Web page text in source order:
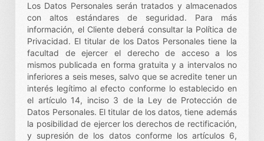
Los Datos Personales serán tratados y almacenados
con altos estándares de seguridad. Para más
información, el Cliente deberá consultar la Política de
Privacidad. El titular de los Datos Personales tiene la
facultad de ejercer el derecho de acceso a los
mismos publicada en forma gratuita y a intervalos no
inferiores a seis meses, salvo que se acredite tener un
interés legítimo al efecto conforme lo establecido en
el artículo 14, inciso 3 de la Ley de Protección de
Datos Personales. El titular de los datos, tiene además
la posibilidad de ejercer los derechos de rectificación,
y supresión de los datos conforme los artículos 6,